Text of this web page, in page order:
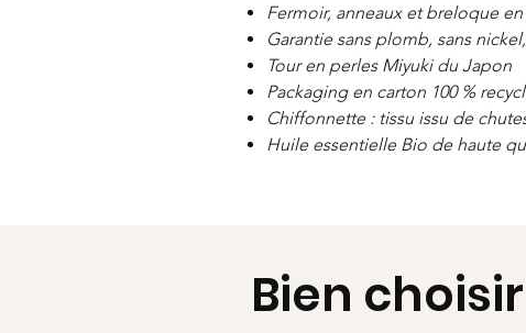
Fermoir, anneaux et breloque
Garantie sans plomb, sans
Tour en perles Miyuki du Japon
Packaging en carton 100 %
Chiffonnette : tissu issu de
Huile essentielle Bio de haute
Bien